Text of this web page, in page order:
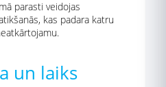
parasti veidojas
kas padara katru
un laiks